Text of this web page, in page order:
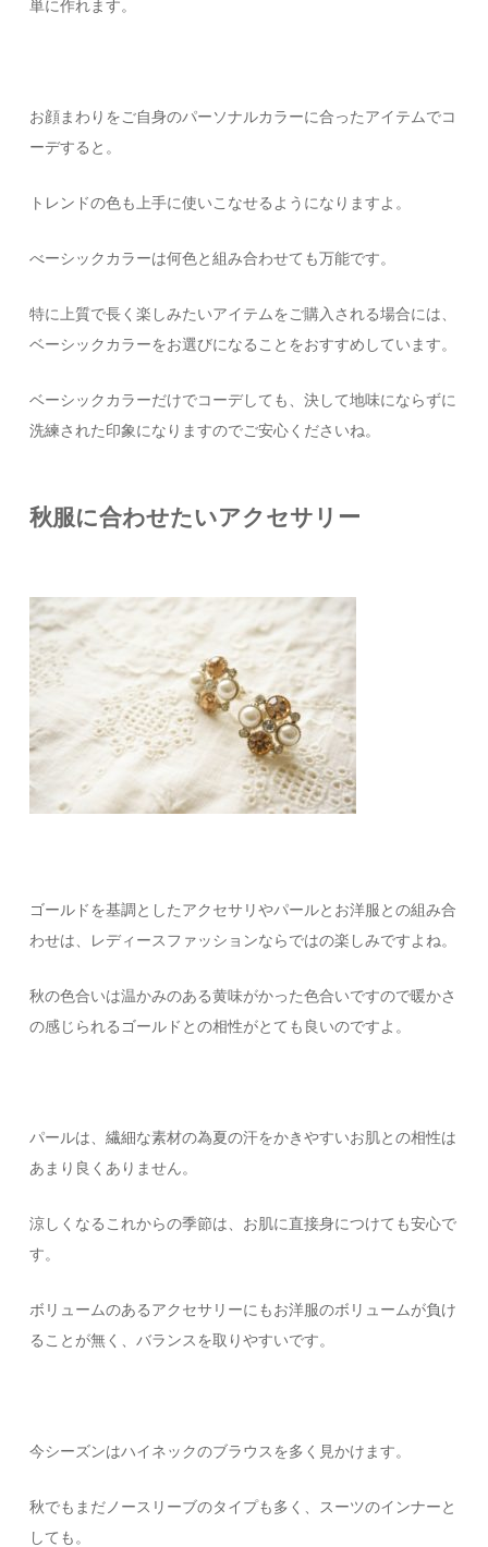
単に作れます。
お顔まわりをご自身のパーソナルカラーに合ったアイテムでコ
ーデすると。
トレンドの色も上手に使いこなせるようになりますよ。
べーシックカラーは何色と組み合わせても万能です。
特に上質で長く楽しみたいアイテムをご購入される場合には、
ベーシックカラーをお選びになることをおすすめしています。
ベーシックカラーだけでコーデしても、決して地味にならずに
洗練された印象になりますのでご安心くださいね。
秋服に合わせたいアクセサリー
ゴールドを基調としたアクセサリやパールとお洋服との組み合
わせは、レディースファッションならではの楽しみですよね。
秋の色合いは温かみのある黄味がかった色合いですので暖かさ
の感じられるゴールドとの相性がとても良いのですよ。
パールは、繊細な素材の為夏の汗をかきやすいお肌との相性は
あまり良くありません。
涼しくなるこれからの季節は、お肌に直接身につけても安心で
す。
ボリュームのあるアクセサリーにもお洋服のボリュームが負け
ることが無く、バランスを取りやすいです。
今シーズンはハイネックのブラウスを多く見かけます。
秋でもまだノースリーブのタイプも多く、スーツのインナーと
しても。